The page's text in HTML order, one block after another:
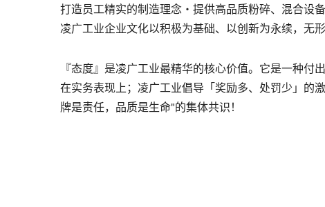
打造员工精实的制造理念‧提供高品质粉碎、混合设备
凌广工业企业文化以积极为基础、以创新为永续，无
『态度』是凌广工业最精华的核心价值。它是一种
在实务表现上；凌广工业倡导「奖励多、处罚少」的
牌是责任，品质是生命"的集体共识！